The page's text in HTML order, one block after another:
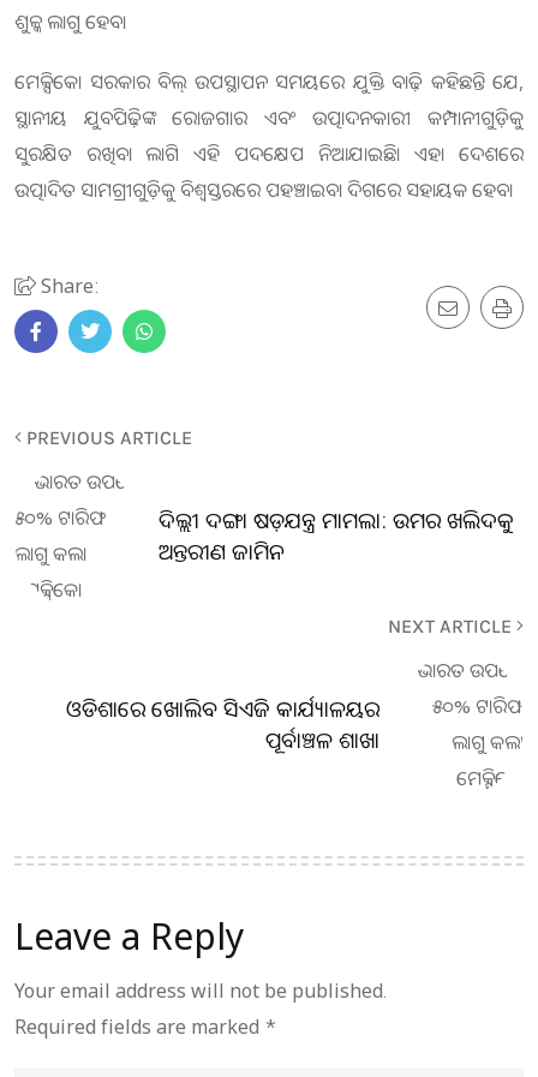
ଶୁଳ୍କ ଲାଗୁ ହେବ।
ମେକ୍ସିକୋ ସରକାର ବିଲ୍‌ ଉପସ୍ଥାପନ ସମୟରେ ଯୁକ୍ତି ବାଢ଼ି କହିଛନ୍ତି ଯେ,
ସ୍ଥାନୀୟ ଯୁବପିଢ଼ିଙ୍କ ରୋଜଗାର ଏବଂ ଉତ୍ପାଦନକାରୀ କମ୍ପାନୀଗୁଡ଼ିକୁ
ସୁରକ୍ଷିତ ରଖିବା ଲାଗି ଏହି ପଦକ୍ଷେପ ନିଆଯାଇଛି। ଏହା ଦେଶରେ
ଉତ୍ପାଦିତ ସାମଗ୍ରୀଗୁଡ଼ିକୁ ବିଶ୍ଵସ୍ତରରେ ପହଞ୍ଚାଇବା ଦିଗରେ ସହାୟକ ହେବ।
Share:
PREVIOUS ARTICLE
ଦିଲ୍ଲୀ ଦଙ୍ଗା ଷଡ଼ଯନ୍ତ୍ର ମାମଲା: ଉମର ଖଲିଦକୁ
ଅନ୍ତରୀଣ ଜାମିନ
NEXT ARTICLE
ଓଡିଶାରେ ଖୋଲିବ ସିଏଜି କାର୍ଯ୍ୟାଳୟର
ପୂର୍ବାଞ୍ଚଳ ଶାଖା
Leave a Reply
Your email address will not be published.
Required fields are marked *